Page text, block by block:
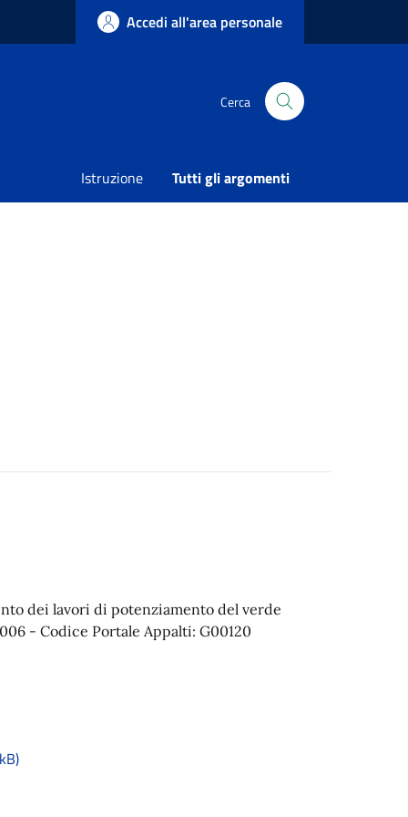
Accedi all'area personale
Cerca
Istruzione Tutti gli argomenti
cittadino
dei lavori di potenziamento del verde
- Codice Portale Appalti: G00120